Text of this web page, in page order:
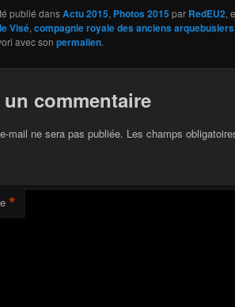
publié dansActu 2015, Photos 2015 par RedEU2,
Visé, compagnie royale des anciens
avec son permalien.
commentaire
mail ne sera pas publiée. Les champs
*